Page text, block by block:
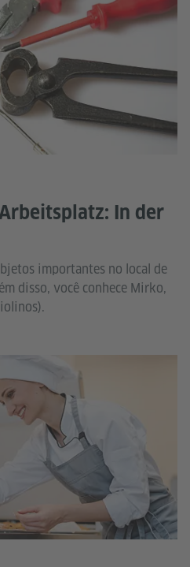
In der
importantes no local de
disso, você conhece Mirko,